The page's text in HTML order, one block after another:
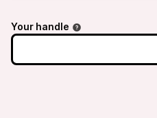
Your handle